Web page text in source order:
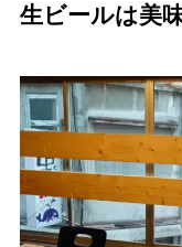
生ビールは美